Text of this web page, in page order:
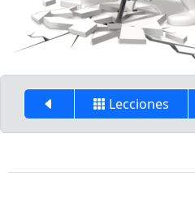
Lecciones